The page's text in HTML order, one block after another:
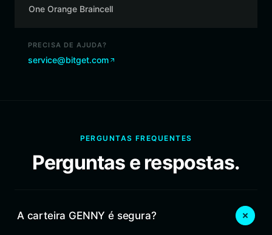
One Orange Braincell
PRECISA DE AJUDA?
service@bitget.com
PERGUNTAS FREQUENTES
Perguntas e respostas.
A carteira GENNY é segura?